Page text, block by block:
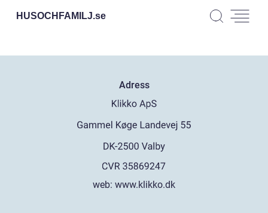
HUSOCHFAMILJ.se
Adress
web: www.klikko.dk